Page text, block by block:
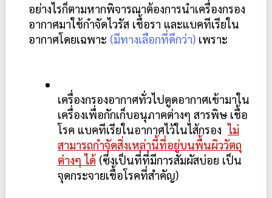
อย่างไรก็ตามหากพิจารณาต้องการนำเครื่องกรอง
อากาศมาใช้กำจัดไวรัส เชื้อรา และแบคทีเรียใน
อากาศโดยเฉพาะ (มีทางเลือกที่ดีกว่า) เพราะ
เครื่องกรองอากาศทั่วไปดูดอากาศเข้ามาใน
เครื่องเพื่อกักเก็บอนุภาคต่างๆ สารพิษ เชื้อ
โรค แบคทีเรียในอากาศไว้ในไส้กรอง ไม่
สามารถกำจัดสิ่งเหล่านี้ที่อยู่บนพื้นผิววัตถุ
ต่างๆ ได้ (ซึ่งเป็นที่ที่มีการสัมผัสบ่อย เป็น
จุดกระจายเชื้อโรคที่สำคัญ)